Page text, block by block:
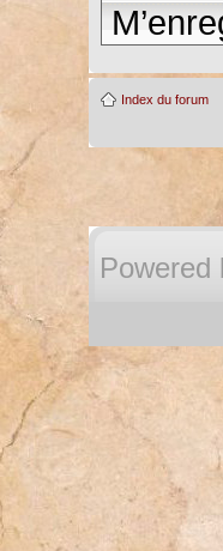
Index du forum
Powered